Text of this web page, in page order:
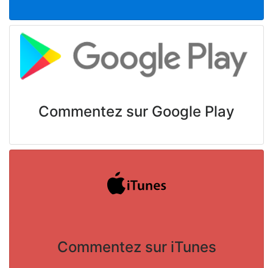
Commentez sur Google Play
Commentez sur iTunes